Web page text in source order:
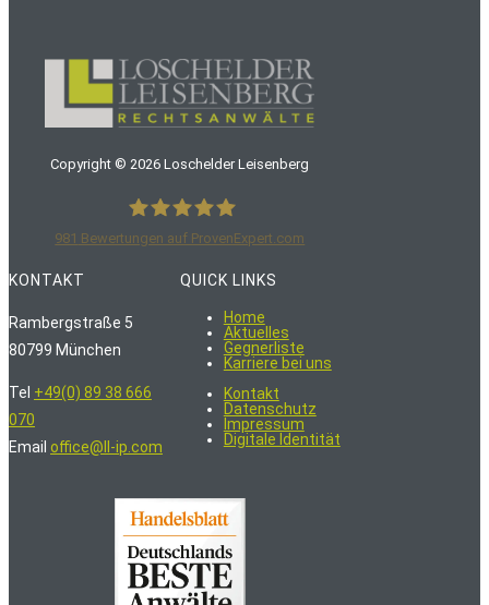
Copyright ©2026 Loschelder Leisenberg
LoschelderLeisenberg Rechtsanwälte
981 Bewertungen auf ProvenExpert.com
KONTAKT
Rambergstraße 5
80799 München
Tel +49(0) 89 38 666
070
Email office@ll-ip.com
QUICK LINKS
Home
Aktuelles
Gegnerliste
Karriere bei uns
Kontakt
Datenschutz
Impressum
Digitale Identität